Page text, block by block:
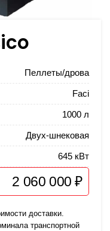
Пеллеты/дрова
Faci
1000 л
Двух-шнековая
645 кВт
2 060 000 ₽
доставки.
транспортной